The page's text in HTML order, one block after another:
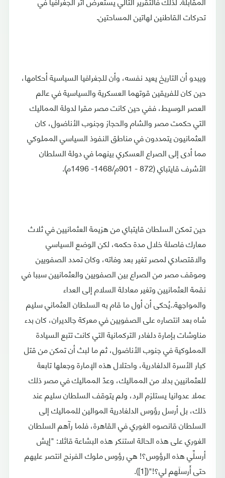
تحركات القاطنين لهاتين المساحتين.
ويبدو أن التاريخ يعيد نفسه، وأن للجغرافيا السياسية أحكامها،
حين كان للفريقين قوتهما العسكرية والسياسية في عالم
العصر الوسيط، ففي حين كانت مصر مقرا لدولة المماليك
التي حكمت مصر والشام والحجاز وجنوب الأناضول، كان
العثمانيون يتمددون في مناطق النفوذ السياسي المملوكي
مما أدى إلى الصراع العسكري بينهما في دولة السلطان
الأشرف قايتباي (872 - 901م/1468- 1496م).
حين تمكن السلطان قايتباي من هزيمة العثمانيين في ثلاث
معارك فاصلة خلال مدة حكمه، لكن الوضع السياسي
والاقتصادي لمصر تغير بعد وفاته، وكان تمدد الصفويين
وموقف مصر من الصراع بين الصفويين والعثمانيين سببا في
نقمة العثمانيين وتغير معادلة السلام إلى العداء
والمواجهة..يُحكى أن أول ما قام به السلطان العثماني سليم
شاه بعد انتصاره على الصفويين في معركة جالديران، كان بدء
مناوشات بإمارة دلغادر التركمانية التي كانت تتبع السيادة
المملوكية في جنوب الأناضول، ثم ما لبث أن تمكن من قتل
كبار الأسرة الدلغادرية، واحتلال هذه الإمارة وجعلها تابعة
للعثمانيين بدلا من المماليك، وعدّ المماليك في مصر ذلك
عملا عدوانيا يستلزم الرد، ولم يتوقف السلطان سليم عند
ذلك، بل أرسل رؤوس الدلغادرية الموالين للمماليك إلى
السلطان قانصوه الغوري في القاهرة، فلما رآهم السلطان
الغوري على هذه الحالة استنكر هذه البشاعة قائلا: "إيش
أرسلِّي هذه الرؤوس؟! هي رؤوس ملوك الفرنج انتصر عليهم
حتى أَرسلَهم لي؟!"([1]).